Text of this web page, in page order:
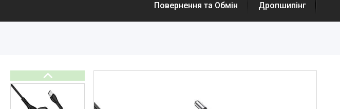
Підвіски
Дитячі товари
Повернення та Обмін Дропшипінг